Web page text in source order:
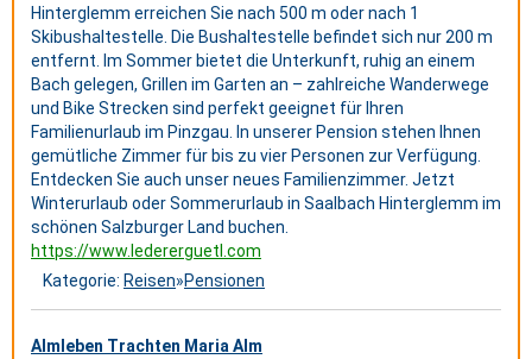
Hinterglemm erreichen Sie nach 500 m oder nach 1
Skibushaltestelle. Die Bushaltestelle befindet sich nur 200 m
entfernt. Im Sommer bietet die Unterkunft, ruhig an einem
Bach gelegen, Grillen im Garten an – zahlreiche Wanderwege
und Bike Strecken sind perfekt geeignet für Ihren
Familienurlaub im Pinzgau. In unserer Pension stehen Ihnen
gemütliche Zimmer für bis zu vier Personen zur Verfügung.
Entdecken Sie auch unser neues Familienzimmer. Jetzt
Winterurlaub oder Sommerurlaub in Saalbach Hinterglemm im
schönen Salzburger Land buchen.
https://www.ledererguetl.com
Kategorie: Reisen»Pensionen
Almleben Trachten Maria Alm